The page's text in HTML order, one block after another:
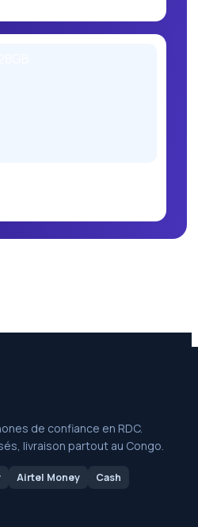
de confiance en RDC.
livraison partout au Congo.
Airtel Money Cash